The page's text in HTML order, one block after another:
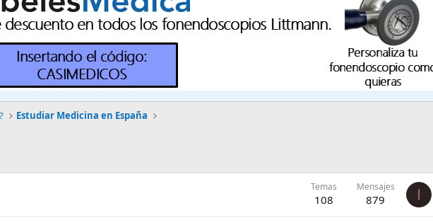
Estudiar Medicina en España
Temas
108
Mensajes
879 I